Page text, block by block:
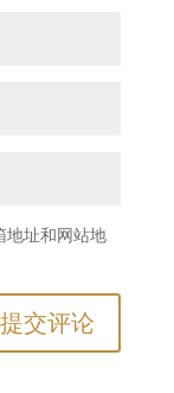
地址和网站地